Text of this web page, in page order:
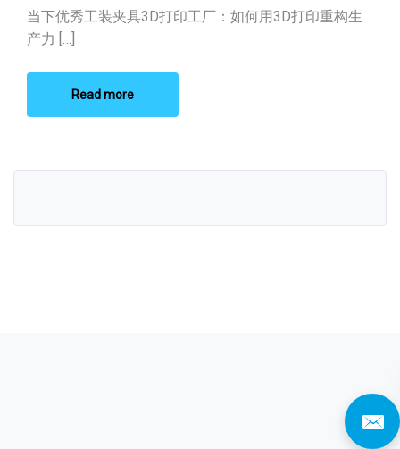
当下优秀工装夹具3D打印工厂：如何用3D打印重构生
产力 […]
Read more